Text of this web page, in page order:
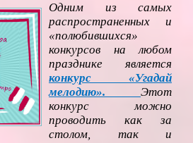
Одним из самых
распространенных и
«полюбившихся»
конкурсов на любом
празднике является
конкурс «Угадай
мелодию». Этот
конкурс можно
проводить как за
столом, так и